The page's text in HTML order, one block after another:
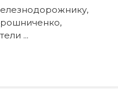
...